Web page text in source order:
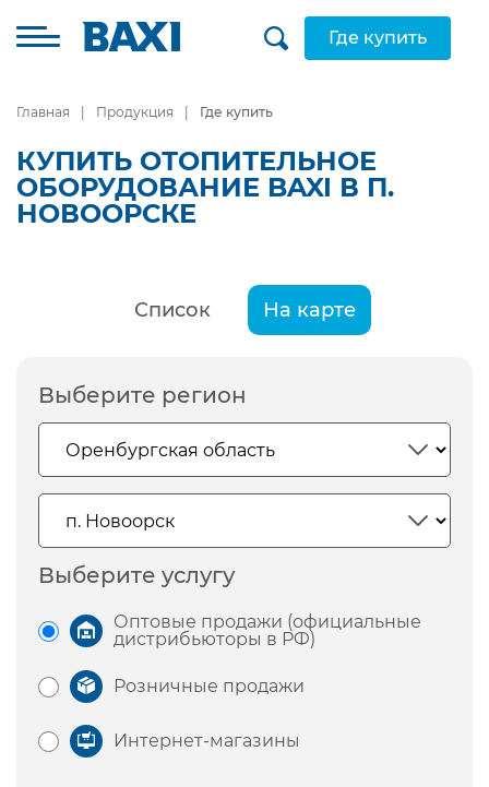
Где купить
Главная Продукция Где купить
КУПИТЬ ОТОПИТЕЛЬНОЕ
ОБОРУДОВАНИЕ BAXI В П.
НОВООРСКЕ
Список На карте
Выберите регион
Выберите услугу
Оптовые продажи (официальные
дистрибьюторы в РФ)
Розничные продажи
Интернет-магазины